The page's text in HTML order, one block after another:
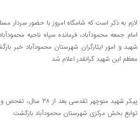
لازم به ذکر است که شامگاه امروز با حضور سردار
امام جمعه محمودآباد، فرمانده سپاه ناحیه
شهید و امور ایثارگران شهرستان محمودآباد خبر
معظم این شهید گرانقدر اعلام شد.
پیکر شهید منوچهر
توابع بخش مرکزی شهرستان محمودآباد بازگشت.